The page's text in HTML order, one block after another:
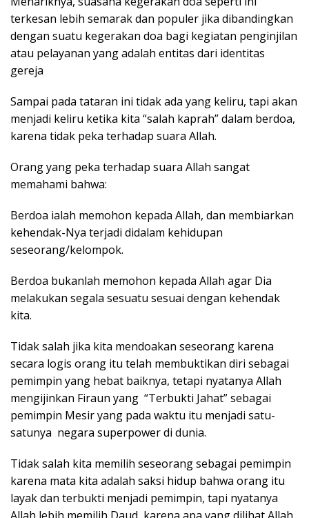
terkesan lebih semarak dan populer jika dibandingkan
dengan suatu kegerakan doa bagi kegiatan penginjilan
atau pelayanan yang adalah entitas dari identitas
gereja
Sampai pada tataran ini tidak ada yang keliru, tapi akan
menjadi keliru ketika kita “salah kaprah” dalam berdoa,
karena tidak peka terhadap suara Allah.
Orang yang peka terhadap suara Allah sangat
memahami bahwa:
Berdoa ialah memohon kepada Allah, dan membiarkan
kehendak-Nya terjadi didalam kehidupan
seseorang/kelompok.
Berdoa bukanlah memohon kepada Allah agar Dia
melakukan segala sesuatu sesuai dengan kehendak
kita.
Tidak salah jika kita mendoakan seseorang karena
secara logis orang itu telah membuktikan diri sebagai
pemimpin yang hebat baiknya, tetapi nyatanya Allah
mengijinkan Firaun yang “Terbukti Jahat” sebagai
pemimpin Mesir yang pada waktu itu menjadi satu-
satunya negara superpower di dunia.
Tidak salah kita memilih seseorang sebagai pemimpin
karena mata kita adalah saksi hidup bahwa orang itu
layak dan terbukti menjadi pemimpin, tapi nyatanya
Allah lebih memilih Daud, karena apa yang dilihat Allah